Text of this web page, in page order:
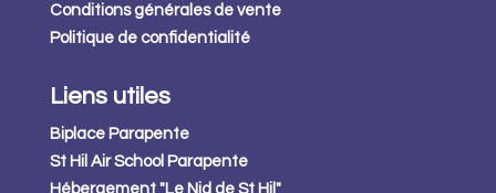
Conditions générales de vente
Politique de confidentialité
Liens utiles
Biplace Parapente
St Hil Air School Parapente
Hébergement "Le Nid de St Hil"